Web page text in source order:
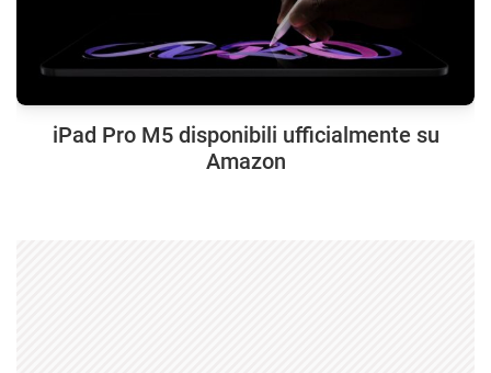
iPad Pro M5 disponibili ufficialmente su
Amazon